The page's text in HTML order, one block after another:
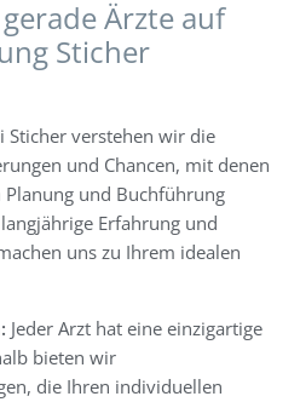
Ärzte auf
Sticher
Sticher verstehen wir die
und Chancen, mit denen
und Buchführung
Erfahrung und
uns zu Ihrem idealen
Jeder Arzt hat eine einzigartige
bieten wir
die Ihren individuellen